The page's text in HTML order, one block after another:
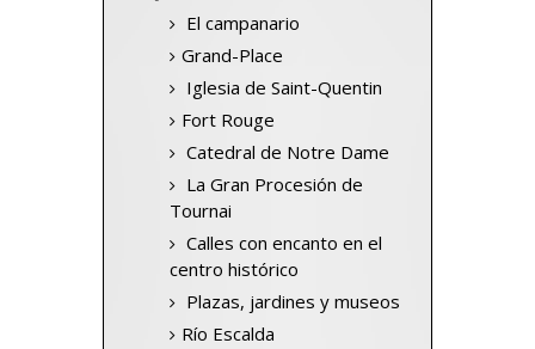
El campanario
Grand-Place
Iglesia de Saint-Quentin
Fort Rouge
Catedral de Notre Dame
La Gran Procesión de
Tournai
Calles con encanto en el
centro histórico
Plazas, jardines y museos
Río Escalda